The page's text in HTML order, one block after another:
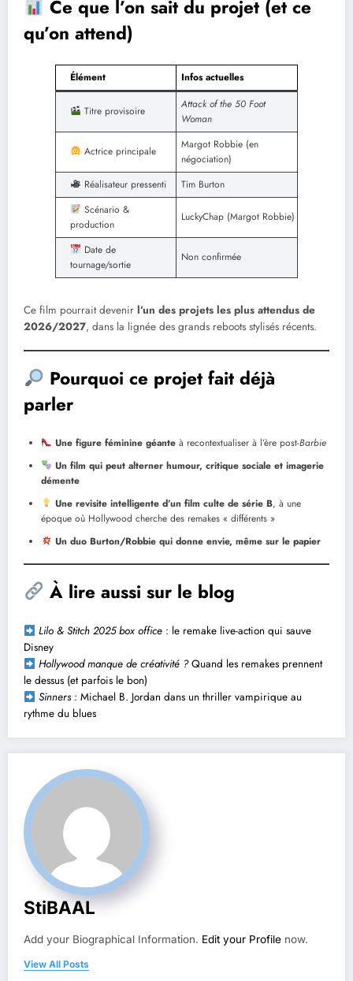
Ce que l’on sait du projet (et ce
qu’on attend)
Élément Infos actuelles
Titre provisoire
Attack of the 50 Foot
Woman
Actrice principale
Margot Robbie (en
négociation)
Réalisateur pressenti
Tim Burton
Scénario &
production
LuckyChap (Margot Robbie)
Date de
tournage/sortie
Non confirmée
Ce film pourrait devenir l’un des projets les plus attendus de
2026/2027, dans la lignée des grands reboots stylisés récents.
Pourquoi ce projet fait déjà
parler
Une figure féminine géanteà recontextualiser à l’ère post-Barbie
Un film qui peut alterner humour, critique sociale et imagerie
démente
Une revisite intelligente d’un film culte de série B, à une
époque où Hollywood cherche des remakes « différents »
Un duo Burton/Robbie qui donne envie, même sur le papier
À lire aussi sur le blog
Lilo & Stitch 2025 box office : le remake live-action qui sauve
Disney
Hollywood manque de créativité ?Quand les remakes prennent
le dessus (et parfois le bon)
Sinners: Michael B. Jordan dans un thriller vampirique au
rythme du blues
StiBAAL
Add your Biographical Information. Edit your Profile now.
View All Posts